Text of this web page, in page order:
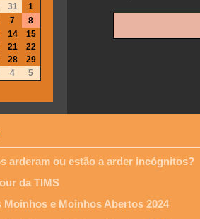
31
1
7
8
14
15
21
22
28
29
4 5
arderam ou estão a arder incógnitos?
da TIMS
Moinhos e Moinhos Abertos 2024